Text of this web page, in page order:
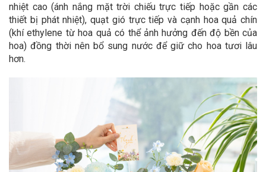
nhiệt cao (ánh nắng mặt trời chiếu trực tiếp hoặc gần các
thiết bị phát nhiệt), quạt gió trực tiếp và cạnh hoa quả chín
(khí ethylene từ hoa quả có thể ảnh hưởng đến độ bền của
hoa) đồng thời nên bổ sung nước để giữ cho hoa tươi lâu
hơn.